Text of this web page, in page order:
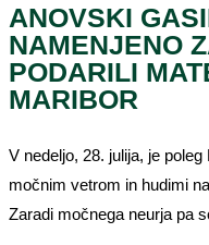
ANOVSKI
NAMENJENO
PODARILI
MARIBOR
V nedeljo, 28. julija, je
močnim vetrom in hudimi
Zaradi močnega neurja pa